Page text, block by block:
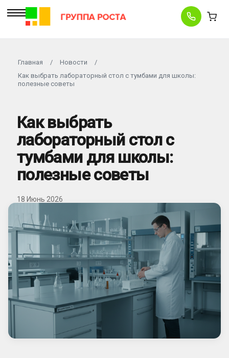
Главная / Новости
/
Как выбрать лабораторный стол с тумбами для школы:
полезные советы
Как выбрать
лабораторный стол с
тумбами для школы:
полезные советы
18 Июнь 2026